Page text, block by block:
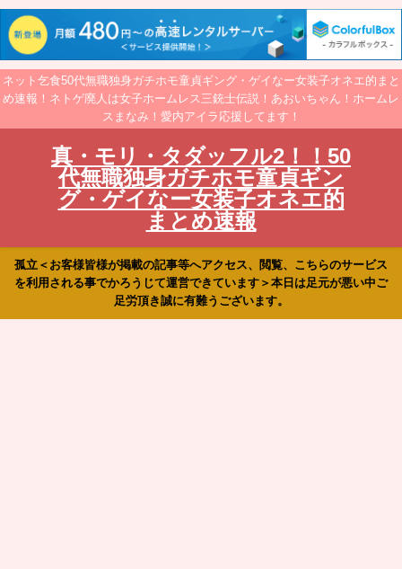
ネット乞食50代無職独身ガチホモ童貞ギング・ゲイなー女装子オネエ的まと
め速報！ネトゲ廃人は女子ホームレス三銃士伝説！あおいちゃん！ホームレ
スまなみ！愛内アイラ応援してます！
真・モリ・タダッフル2！！50
代無職独身ガチホモ童貞ギン
グ・ゲイなー女装子オネエ的
まとめ速報
孤立＜お客様皆様が掲載の記事等へアクセス、閲覧、こちらのサービス
を利用される事でかろうじて運営できています＞本日は足元が悪い中ご
足労頂き誠に有難うございます。